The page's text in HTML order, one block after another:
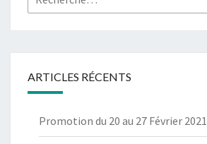
ARTICLES RÉCENTS
Promotion du 20 au 27 Février 2021